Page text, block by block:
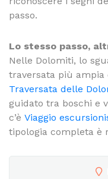
passo.
Lo stesso passo,
Nelle Dolomiti, lo
traversata più ampia
Traversata delle
guidato tra boschi e
c’è Viaggio
tipologia completa è